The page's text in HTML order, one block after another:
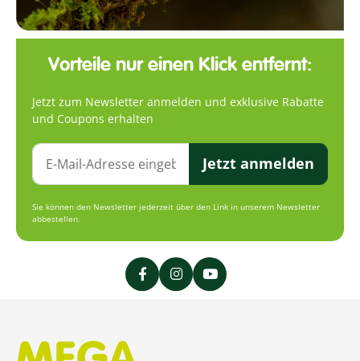
Vorteile nur einen Klick entfernt:
Jetzt zum Newsletter anmelden und exklusive Rabatte
und Coupons erhalten
Jetzt anmelden
Sie können den Newsletter jederzeit über den Link in unserem Newsletter
abbestellen.